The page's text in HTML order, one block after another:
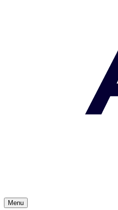
Menu